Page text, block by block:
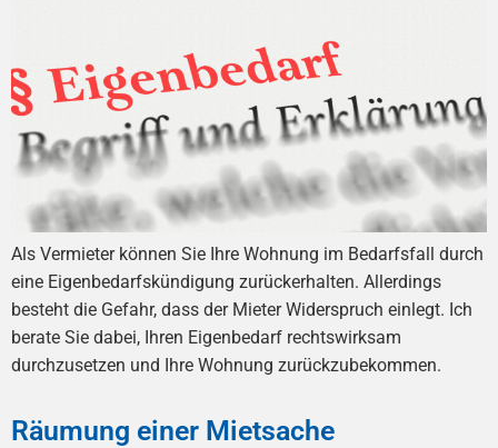
Als Vermieter können Sie Ihre Wohnung im Bedarfsfall durch
eine Eigenbedarfskündigung zurückerhalten. Allerdings
besteht die Gefahr, dass der Mieter Widerspruch einlegt. Ich
berate Sie dabei, Ihren Eigenbedarf rechtswirksam
durchzusetzen und Ihre Wohnung zurückzubekommen.
Räumung einer Mietsache